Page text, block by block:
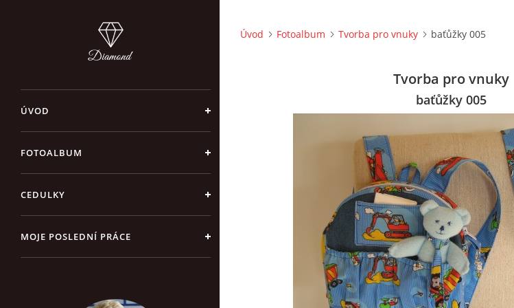
ÚVOD
FOTOALBUM
CEDULKY
MOJE POSLEDNÍ PRÁCE
Úvod Fotoalbum Tvorba pro vnuky baťůžky 005
Tvorba pro vnuky
baťůžky 005